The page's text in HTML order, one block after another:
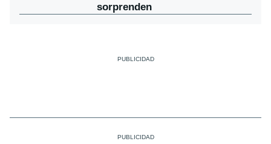
sorprenden